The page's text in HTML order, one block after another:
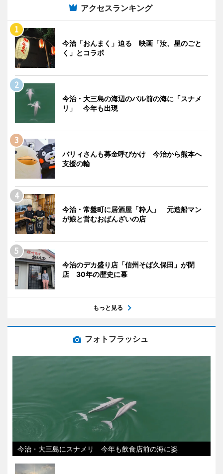
アクセスランキング
今治「おんまく」迫る 映画「汝、星のごと
く」とコラボ
今治・大三島の海辺のバル前の海に「スナメ
リ」 今年も出現
バリィさんも募金呼びかけ 今治から熊本へ
支援の輪
今治・常盤町に居酒屋「粋人」 元造船マン
が娘と営むおばんざいの店
今治のデカ盛り店「信州そば久保田」が閉
店 30年の歴史に幕
もっと見る
フォトフラッシュ
今治・大三島にスナメリ 今年も飲食店前の海に姿